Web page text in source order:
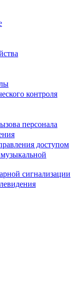
контроля
персонала
доступом
сигнализации